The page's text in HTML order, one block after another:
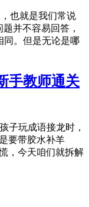
也就是我们常说
题并不容易回答，
同。但是无论是哪
手教师通关
子玩成语接龙时，
要带胶水补羊
，今天咱们就拆解